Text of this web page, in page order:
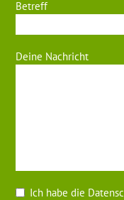
Betreff
Deine Nachricht
Ich habe die